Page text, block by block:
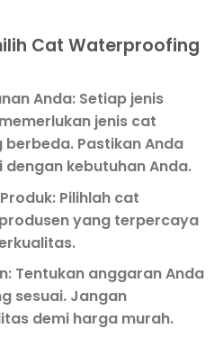
Cat Waterproofing
Anda: Setiap jenis
jenis cat
Pastikan Anda
dengan kebutuhan Anda.
: Pilihlah cat
yang terpercaya
: Tentukan anggaran Anda
sesuai. Jangan
demi harga murah.